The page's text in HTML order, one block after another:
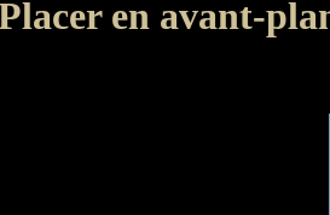
en avant-